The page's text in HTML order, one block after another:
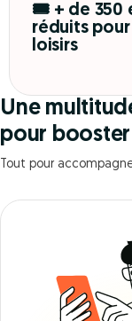
🎟️ + de 350
réduits
loisirs
Une
pour
Tout pour